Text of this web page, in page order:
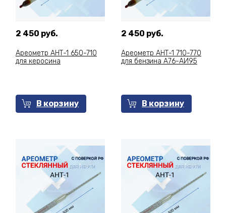
2 450 руб.
Ареометр АНТ-1 650-710
для керосина
В корзину
2 450 руб.
Ареометр АНТ-1 710-770
для бензина А76-АИ95
В корзину